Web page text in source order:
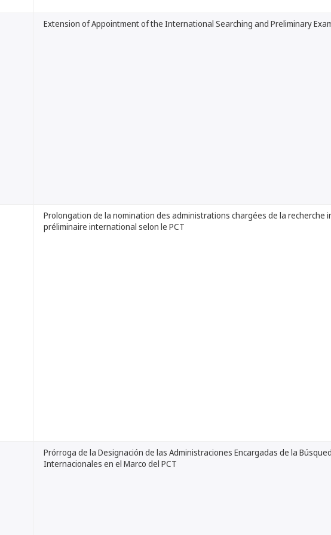
Extension of Appointment of the International Searching and Preliminary
Prolongation de la nomination des administrations chargées de la recherche
préliminaire international selon le PCT
Prórroga de la Designación de las Administraciones Encargadas de la
Internacionales en el Marco del PCT